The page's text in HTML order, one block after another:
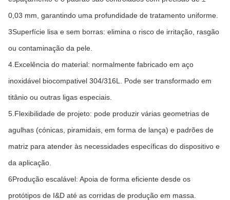
0,03 mm, garantindo uma profundidade de tratamento uniforme.
3Superfície lisa e sem borras: elimina o risco de irritação, rasgão
ou contaminação da pele.
4.Excelência do material: normalmente fabricado em aço
inoxidável biocompativel 304/316L. Pode ser transformado em
titânio ou outras ligas especiais.
5.Flexibilidade de projeto: pode produzir várias geometrias de
agulhas (cónicas, piramidais, em forma de lança) e padrões de
matriz para atender às necessidades específicas do dispositivo e
da aplicação.
6Produção escalável: Apoia de forma eficiente desde os
protótipos de I&D até as corridas de produção em massa.